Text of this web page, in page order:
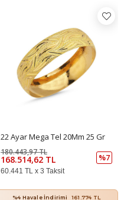
22 Ayar Mega Tel 20Mm 25 Gr
168.514,62 TL
180.443,97 TL
%7
60.441 TL x 3 Taksit
%4 Havale İndirimi 161.774 TL